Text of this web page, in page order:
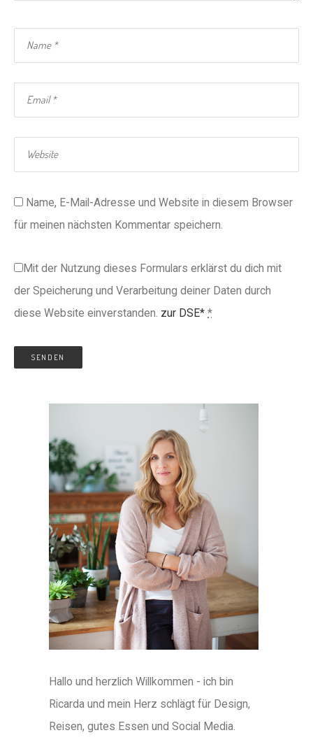
Name, E-Mail-Adresse und Website in diesem Browser
für meinen nächsten Kommentar speichern.
Mit der Nutzung dieses Formulars erklärst du dich mit
der Speicherung und Verarbeitung deiner Daten durch
diese Website einverstanden. zur DSE* *
Hallo und herzlich Willkommen - ich bin
Ricarda und mein Herz schlägt für Design,
Reisen, gutes Essen und Social Media.